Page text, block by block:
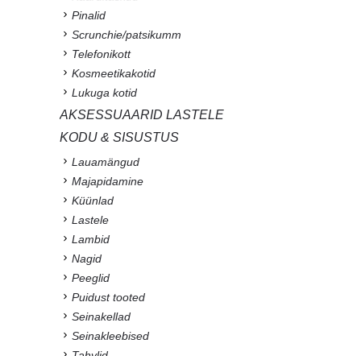
Pinalid
Scrunchie/patsikumm
Telefonikott
Kosmeetikakotid
Lukuga kotid
AKSESSUAARID LASTELE
KODU & SISUSTUS
Lauamängud
Majapidamine
Küünlad
Lastele
Lambid
Nagid
Peeglid
Puidust tooted
Seinakellad
Seinakleebised